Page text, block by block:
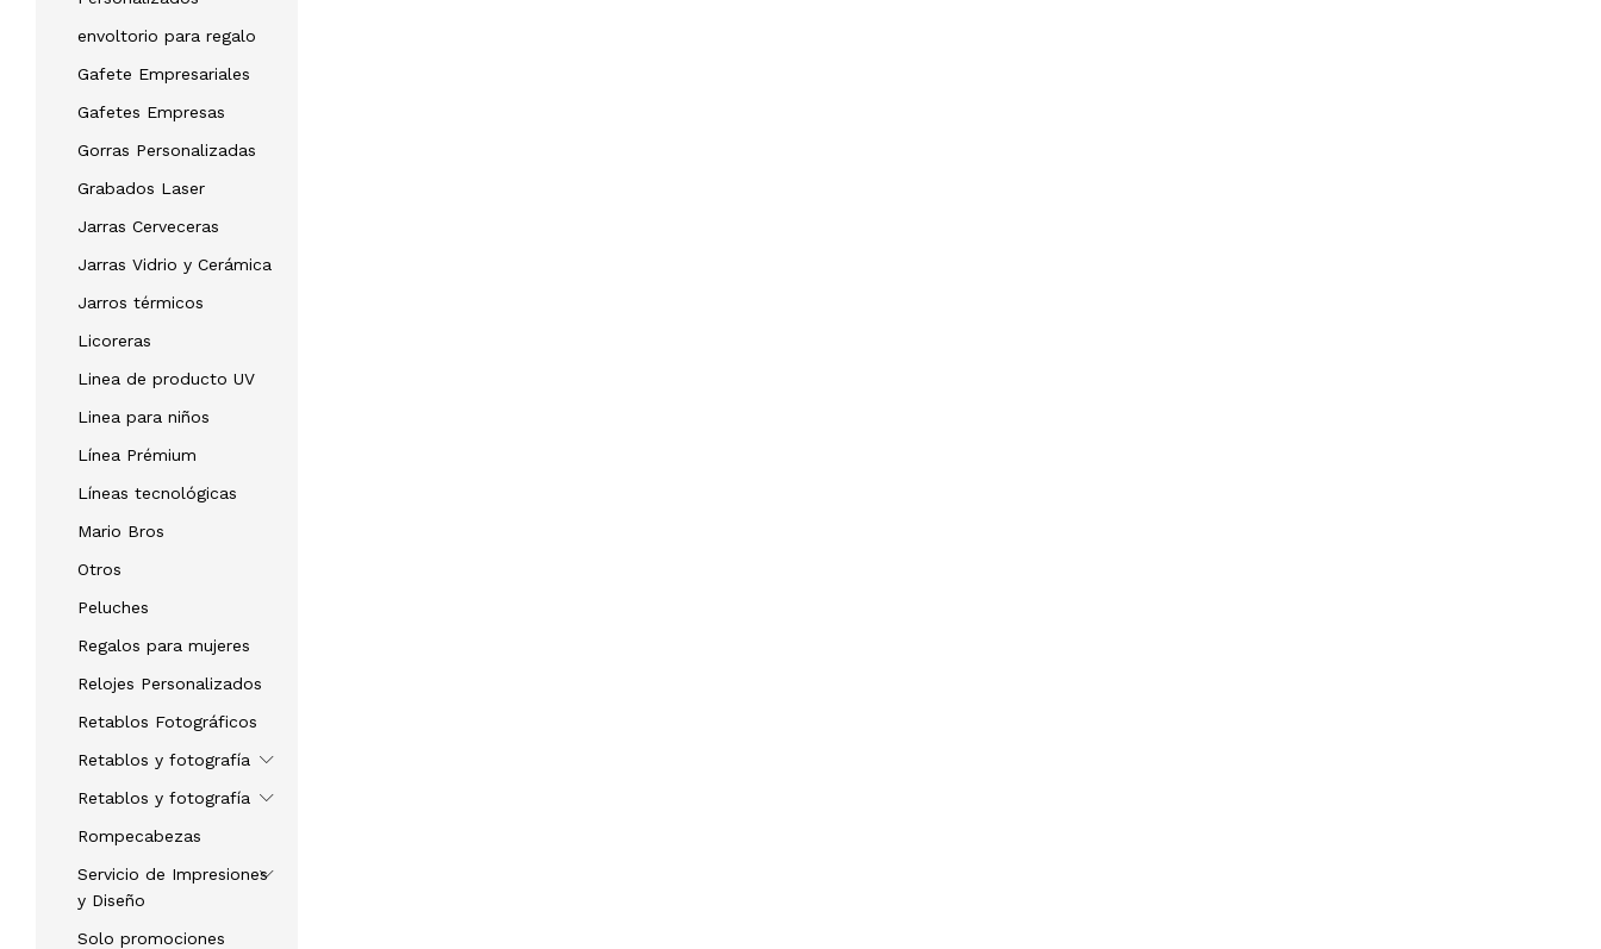
envoltorio para regalo
Gafete Empresariales
Gafetes Empresas
Gorras Personalizadas
Grabados Laser
Jarras Cerveceras
Jarras Vidrio y Cerámica
Jarros térmicos
Licoreras
Linea de producto UV
Linea para niños
Línea Prémium
Líneas tecnológicas
Mario Bros
Otros
Peluches
Regalos para mujeres
Relojes Personalizados
Retablos Fotográficos
Retablos y fotografía
Retablos y fotografía
Rompecabezas
Servicio de Impresiones
y Diseño
Solo promociones